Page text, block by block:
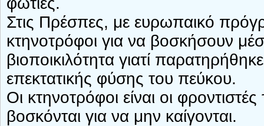
Στις Πρέσπες, με ευρωπαικό
κτηνοτρόφοι για να βοσκήσουν
βιοποικιλότητα γιατί
επεκτατικής φύσης του πεύκου.
Οι κτηνοτρόφοι είναι οι
βοσκόνται για να μην καίγονται.